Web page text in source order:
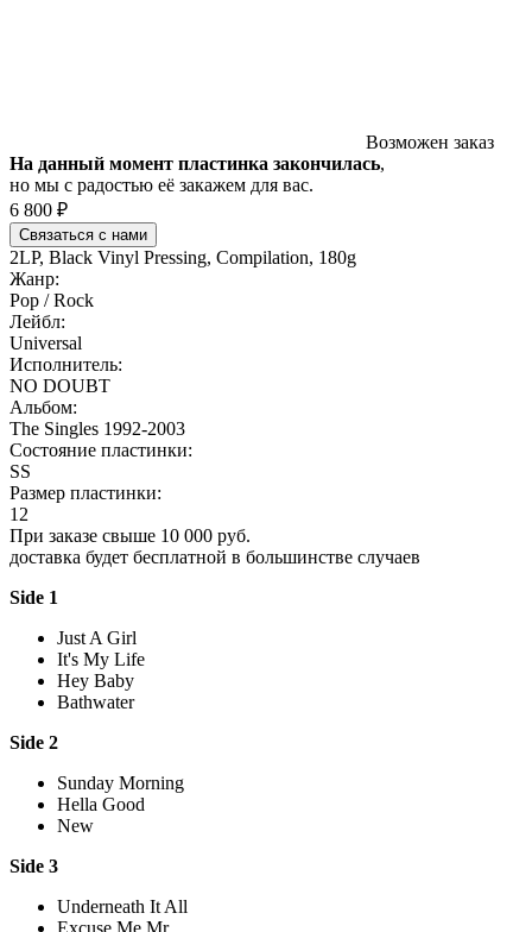
Возможен заказ
На данный момент пластинка закончилась,
но мы с радостью её закажем для вас.
6 800 ₽
Связаться с нами
2LP, Black Vinyl Pressing, Compilation, 180g
Жанр:
Pop / Rock
Лейбл:
Universal
Исполнитель:
NO DOUBT
Альбом:
The Singles 1992-2003
Состояние пластинки:
SS
Размер пластинки:
12
При заказе свыше 10 000 руб.
доставка будет бесплатной в большинстве случаев
Side 1
Just A Girl
It's My Life
Hey Baby
Bathwater
Side 2
Sunday Morning
Hella Good
New
Side 3
Underneath It All
Excuse Me Mr.